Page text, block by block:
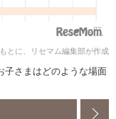
とに、リセマム編集部が作成
子さまはどのような場面